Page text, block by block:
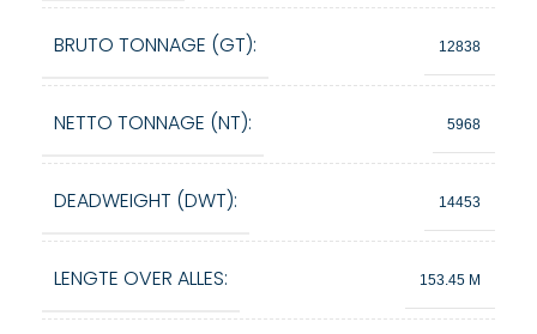
BRUTO TONNAGE (GT): 12838
NETTO TONNAGE (NT): 5968
DEADWEIGHT (DWT): 14453
LENGTE OVER ALLES: 153.45 M